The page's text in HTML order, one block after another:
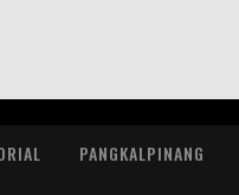
PANGKALPINANG